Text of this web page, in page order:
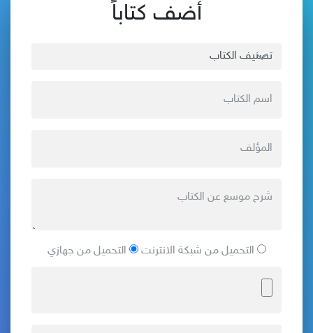
أضف كتاباً
التحميل من شبكة الانترنت التحميل من جهازي